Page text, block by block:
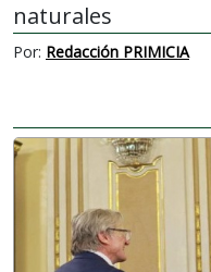
naturales
Por: Redacción PRIMICIA